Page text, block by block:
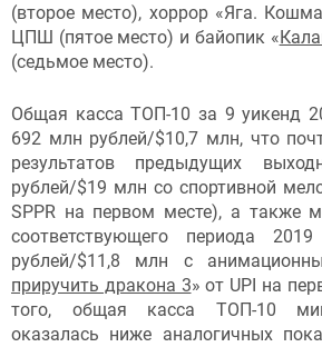
(второе место), хоррор «Яга.
ЦПШ (пятое место) и байопик «
(седьмое место).
Общая касса ТОП-10 за 9 уикенд
692 млн рублей/$10,7 млн, что
результатов предыдущих
рублей/$19 млн со спортивной
SPPR на первом месте), а также
соответствующего периода
рублей/$11,8 млн с
приручить дракона 3» от UPI на
того, общая касса ТОП-10
оказалась ниже аналогичных